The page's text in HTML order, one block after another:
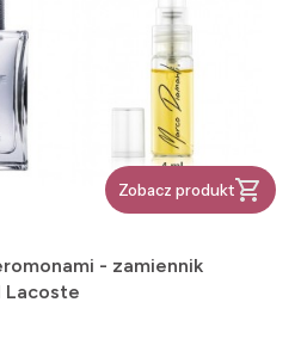
Zobacz produkt
- zamiennik
Lacoste